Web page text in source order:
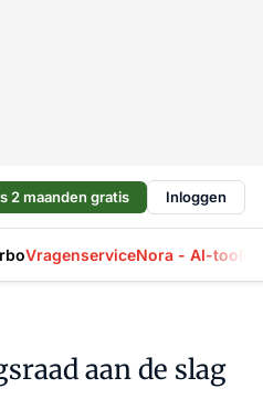
2 maanden gratis Inloggen
VragenserviceNora - AI-tool
aan de slag